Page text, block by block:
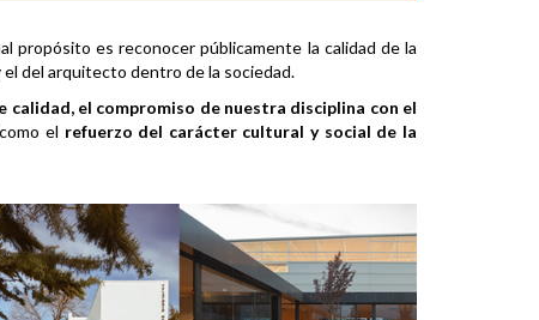
propósito es reconocer públicamente la calidad de la
del arquitecto dentro de la sociedad.
el compromiso de nuestra disciplina con el
el refuerzo del carácter cultural y social de la